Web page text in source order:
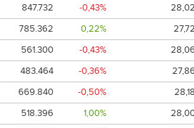
847.732 -0,43%
785.362 0,22%
561.300 -0,43%
483.464 -0,36%
669.840 -0,50%
518.396 1,00%